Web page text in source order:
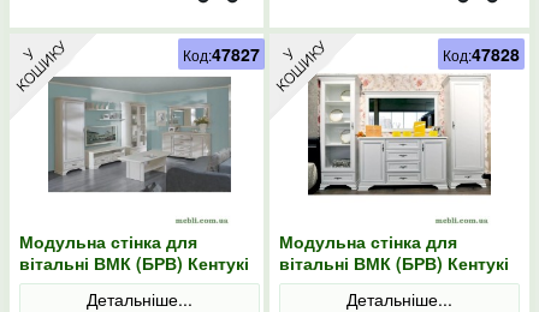
Модульна стінка для
вітальні ВМК (БРВ) Кентукі
N77796 Білий альпійський
Детальніше...
Код:47827
Модульна стінка для
вітальні ВМК (БРВ) Кентукі
N77797 Білий альпійський
Детальніше...
Код:47828